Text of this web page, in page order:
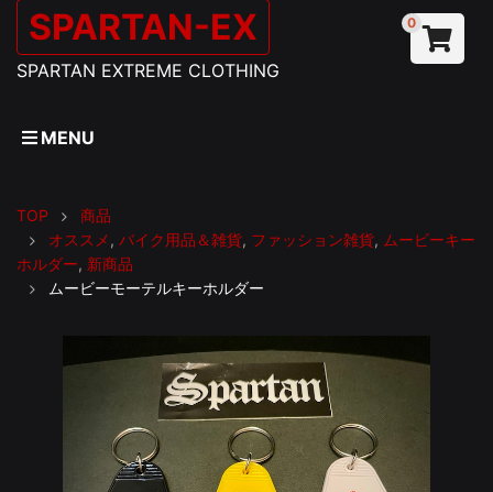
SPARTAN-EX
SPARTAN EXTREME CLOTHING
0
MENU
TOP
商品
オススメ , バイク用品＆雑貨, ファッション雑貨, ムービーキー
ホルダー, 新商品
ムービーモーテルキーホルダー